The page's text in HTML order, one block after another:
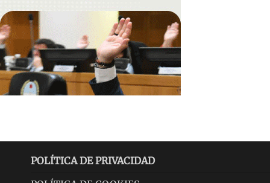
POLÍTICA DE PRIVACIDAD